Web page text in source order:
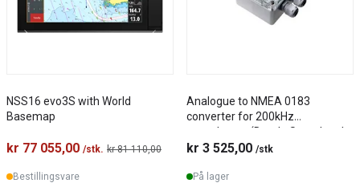
NSS16 evo3S with World
Basemap
kr 77 055,00 /stk. kr 81 110,00
Bestillingsvare
Analogue to NMEA 0183
converter for 200kHz
transducers (Depth, Speed and
Temperature)
kr 3 525,00 /stk
På lager